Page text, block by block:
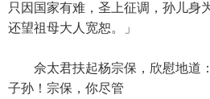
只因国家有难，圣上征调，孙儿身
还望祖母大人宽恕。」
佘太君扶起杨宗保，欣慰地道
子孙！宗保，你尽管